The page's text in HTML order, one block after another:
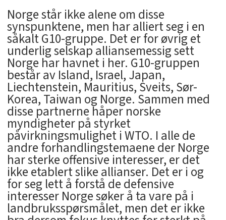
Norge står ikke alene om disse
synspunktene, men har alliert seg i en
såkalt G10-gruppe. Det er for øvrig et
underlig selskap alliansemessig sett
Norge har havnet i her. G10-gruppen
består av Island, Israel, Japan,
Liechtenstein, Mauritius, Sveits, Sør-
Korea, Taiwan og Norge. Sammen med
disse partnerne håper norske
myndigheter på styrket
påvirkningsmulighet i WTO. I alle de
andre forhandlingstemaene der Norge
har sterke offensive interesser, er det
ikke etablert slike allianser. Det er i og
for seg lett å forstå de defensive
interesser Norge søker å ta vare på i
landbruksspørsmålet, men det er ikke